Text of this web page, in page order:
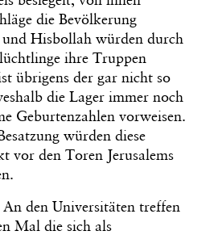
die Bevölkerung
Hisbollah würden durch
ihre Truppen
übrigens der gar nicht so
die Lager immer noch
Geburtenzahlen vorweisen.
würden diese
vor den Toren Jerusalems
An den Universitäten treffen
Mal die sich als